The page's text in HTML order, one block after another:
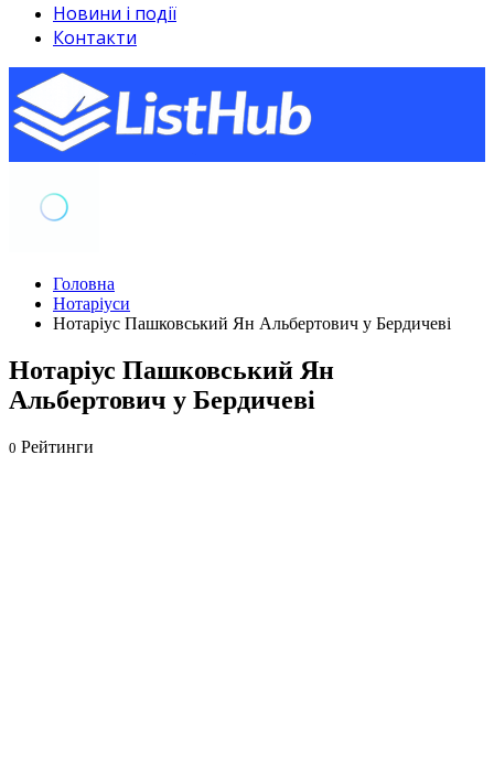
Новини і події
Контакти
Головна
Нотаріуси
Нотаріус Пашковський Ян Альбертович у Бердичеві
Нотаріус Пашковський Ян
Альбертович у Бердичеві
0 Рейтинги